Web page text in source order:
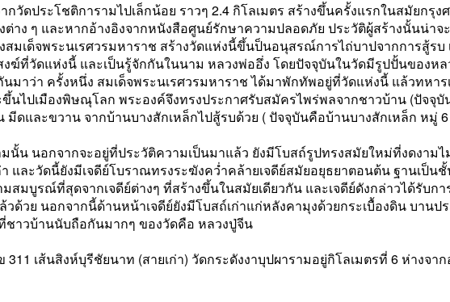
กวัดประโชติการามไปเล็กน้อย ราวๆ 2.4 กิโลเมตร สร้างขึ้นครั้งแรกในสมัยกรุ
ง ๆ และหากอ้างอิงจากหนังสือศูนย์รักษาความปลอดภัย ประวัติผู้สร้างนั้นน่าจ
มเด็จพระนเรศวรมหาราช สร้างวัดแห่งนี้ขึ้นป็นอนุสรณ์การไถ่บาปจากการสู้รบ
ที่วัดแห่งนี้ และเป็นรู้จักกันในนาม หลวงพ่ออึ่ง โดยปัจจุบันในวัดมีรูปปั้นของห
นมาว่า ครั้งหนึ่ง สมเด็จพระนเรศวรมหาราช ได้มาพักทัพอยู่ที่วัดแห่งนี้ แล้วทหา
นไปเมืองพิษณุโลก พระองค์จึงทรงประกาศรับสมัครไพร่พลจากชาวบ้าน (ปัจจุ
มีดและขวาน จากบ้านบางสักเหล็กไปสู้รบด้วย ( ปัจจุบันคือบ้านบางสักเหล็ก หมู่
นั้น นอกจากจะอยู่ที่ประวัติความเป็นมาแล้ว ยังมีโบสถ์รูปทรงสมัยใหม่ที่งดงาม
และวัดนี้ยังมีเจดีย์โบราณทรงระฆังคว่ำคล้ายเจดีย์สมัยอยุธยาตอนต้น ฐานเป็น
มบูรณ์ที่สุดจากเจดีย์ต่างๆ ที่สร้างขึ้นในสมัยเดียวกัน และเจดีย์ดังกล่าวได้รับกา
ด้วย นอกจากนี้ด้านหน้าเจดีย์ยังมีโบสถ์เก่าแก่หลังคามุงด้วยกระเบื้องดิน บานป
าวบ้านนับถือกันมากๆ ของวัดคือ หลวงปู่จีน
เส้นสิงห์บุรีชัยนาท (สายเก่า) วัดกระดังงาบุปผารามอยู่กิโลเมตรที่ 6 ห่างจา